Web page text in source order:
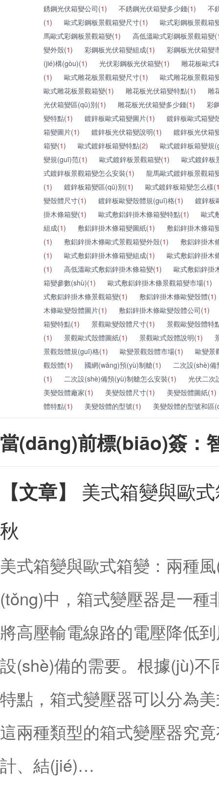
銹鋼光伏箱變公司(1) 不銹鋼光伏箱變多少錢(1)
不
(1) 歐式彩鋼板景觀箱變尺寸(1)
歐式彩鋼板景觀箱
馬歐式彩鋼板景觀箱變(1) 高低溫歐式彩鋼板景觀箱變(
變外殼(1) 彩鋼板光伏箱變組成(1)
彩鋼板光伏箱變
(jié)構(gòu)(1) 光伏彩鋼板光伏箱變(1)
雕花板歐式
(1) 歐式雕花板景觀箱變尺寸(1)
歐式雕花板景觀箱
歐式雕花板景觀箱變(1) 雕花板光伏箱變特點(1)
雕
光伏箱變區(qū)別(1) 雕花板光伏箱變多少錢(1)
彩
變特點(1) 鍍鋅板歐式箱變圖片(1)
鍍鋅板歐式箱變
箱變圖片(1) 鍍鋅板光伏箱變說明(1)
鍍鋅板光伏箱
箱變(1) 歐式鍍鋅板箱變特點(2)
歐式鍍鋅板箱變規
變規(guī)范(1) 歐式鍍鋅板景觀箱變(1)
歐式鍍鋅板
式鍍鋅板景觀箱變怎么安裝(1)
龍馬歐式鍍鋅板景觀箱
(1) 鍍鋅板箱變區(qū)別(1) 歐式鍍鋅板箱變怎么樣(
變殼體尺寸(1) 鍍鋅板歐變殼體規(guī)格(1)
鍍鋅板
掛木條箱變(1) 歐式敷鋁鋅掛木條箱變特點(1)
歐式
組成(1) 敷鋁鋅掛木條箱變圖紙(1)
敷鋁鋅掛木條箱
(1) 敷鋁鋅掛木條歐式景觀箱變外殼(1)
敷鋁鋅掛木
(1) 歐式敷鋁鋅掛木條箱變組成(1)
歐式敷鋁鋅掛木
(1) 高低溫歐式敷鋁鋅掛木條箱變(1)
歐式敷鋁鋅掛
箱變參數(shù)(1) 歐式敷鋁鋅掛木條景觀箱變市場(1)
式敷鋁鋅掛木條景觀箱變(1) 敷鋁鋅掛木條歐變殼體(1)
木條歐變殼體圖片(1) 敷鋁鋅掛木條歐變殼體公司(1)
箱變特點(1) 景觀歐變殼體尺寸(1)
景觀歐變殼體特
(1) 景觀歐式殼體圖紙(1) 景觀歐式殼體說明(1)
景觀殼體規(guī)格(1) 歐變景觀殼體市場(1)
歐變景
觀殼體(1) 國網(wǎng)預(yù)制艙(1)
二次設(shè)
(1) 二次設(shè)備預(yù)制艙怎么安裝(1)
光伏二次
美變殼體廠家(1) 美變殼體尺寸(1) 美變殼體圖紙(1)
體特點(1) 美變殼體的型號(1) 美變殼體的型號和區
當(dāng)前標(biāo)簽：
【文章】
美式箱變與歐
秋
美式箱變與歐式箱變：兩種
(tǒng)中，箱式變壓器是一
將高壓輸電線路的電壓降低
設(shè)備的需要。根據(jù)
特點，箱式變壓器可以分為
這兩種類型的箱式變壓器究
計、結(jié)…